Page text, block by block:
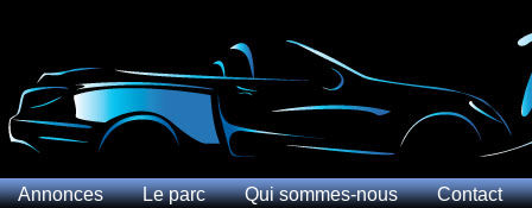
Annonces Le parc Qui sommes-nous Contact